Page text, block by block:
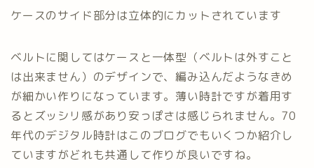
ケースのサイド部分は立体的にカットされています
ベルトに関してはケースと一体型（ベルトは外すこと
は出来ません）のデザインで、編み込んだようなきめ
が細かい作りになっています。薄い時計ですが着用す
るとズッシリ感があり安っぽさは感じられません。70
年代のデジタル時計はこのブログでもいくつか紹介し
ていますがどれも共通して作りが良いですね。